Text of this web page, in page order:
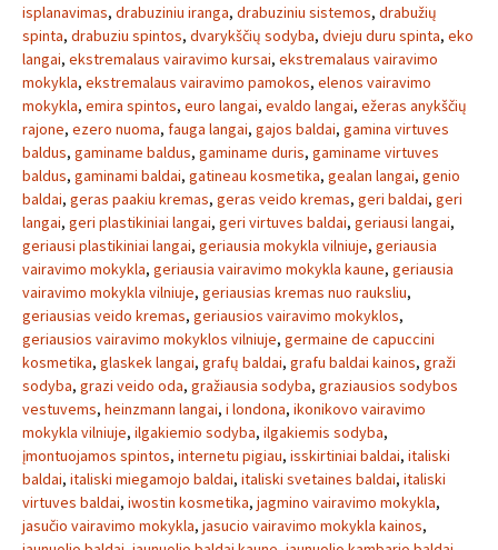
isplanavimas, drabuziniu iranga, drabuziniu sistemos, drabužių
spinta, drabuziu spintos, dvarykščių sodyba, dvieju duru spinta, eko
langai, ekstremalaus vairavimo kursai, ekstremalaus vairavimo
mokykla, ekstremalaus vairavimo pamokos, elenos vairavimo
mokykla, emira spintos, euro langai, evaldo langai, ežeras anykščių
rajone, ezero nuoma, fauga langai, gajos baldai, gamina virtuves
baldus, gaminame baldus, gaminame duris, gaminame virtuves
baldus, gaminami baldai, gatineau kosmetika, gealan langai, genio
baldai, geras paakiu kremas, geras veido kremas, geri baldai, geri
langai, geri plastikiniai langai, geri virtuves baldai, geriausi langai,
geriausi plastikiniai langai, geriausia mokykla vilniuje, geriausia
vairavimo mokykla, geriausia vairavimo mokykla kaune, geriausia
vairavimo mokykla vilniuje, geriausias kremas nuo rauksliu,
geriausias veido kremas, geriausios vairavimo mokyklos,
geriausios vairavimo mokyklos vilniuje, germaine de capuccini
kosmetika, glaskek langai, grafų baldai, grafu baldai kainos, graži
sodyba, grazi veido oda, gražiausia sodyba, graziausios sodybos
vestuvems, heinzmann langai, i londona, ikonikovo vairavimo
mokykla vilniuje, ilgakiemio sodyba, ilgakiemis sodyba,
įmontuojamos spintos, internetu pigiau, isskirtiniai baldai, italiski
baldai, italiski miegamojo baldai, italiski svetaines baldai, italiski
virtuves baldai, iwostin kosmetika, jagmino vairavimo mokykla,
jasučio vairavimo mokykla, jasucio vairavimo mokykla kainos,